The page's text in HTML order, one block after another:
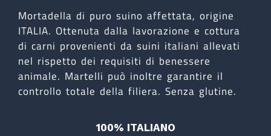
Mortadella di puro suino affettata, origine
ITALIA. Ottenuta dalla lavorazione e cottura
di carni provenienti da suini italiani allevati
nel rispetto dei requisiti di benessere
animale. Martelli può inoltre garantire il
controllo totale della filiera. Senza glutine.
100% ITALIANO